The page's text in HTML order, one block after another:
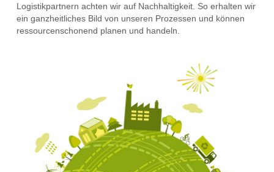
Logistikpartnern achten wir auf Nachhaltigkeit. So erhalten wir
ein ganzheitliches Bild von unseren Prozessen und können
ressourcenschonend planen und handeln.